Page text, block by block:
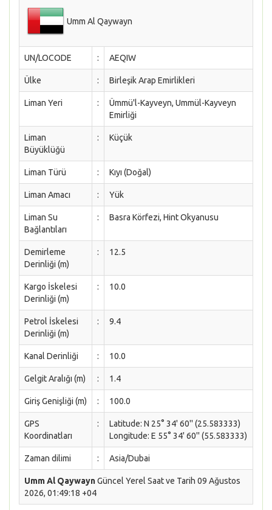
Umm Al Qaywayn
UN/LOCODE : AEQIW
Ülke : Birleşik Arap Emirlikleri
Liman Yeri :
Ümmü'l-Kayveyn, Ummül-Kayveyn
Emirliği
Liman
Büyüklüğü
: Küçük
Liman Türü : Kıyı (Doğal)
Liman Amacı : Yük
Liman Su
Bağlantıları
: Basra Körfezi, Hint Okyanusu
Demirleme
Derinliği (m)
: 12.5
Kargo İskelesi
Derinliği (m)
: 10.0
Petrol İskelesi
Derinliği (m)
: 9.4
Kanal Derinliği : 10.0
Gelgit Aralığı (m) : 1.4
Giriş Genişliği (m) : 100.0
GPS
Koordinatları
:
Latitude: N 25° 34' 60'' (25.583333)
Longitude: E 55° 34' 60'' (55.583333)
Zaman dilimi : Asia/Dubai
Umm Al QaywaynGüncel Yerel Saat ve Tarih 09 Ağustos
2026, 01:49:18 +04